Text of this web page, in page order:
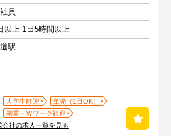
員
以上 1日5時間以上
駅
大学生歓迎
単発（1日OK）
副業・Ｗワーク歓迎
社の求人一覧を見る